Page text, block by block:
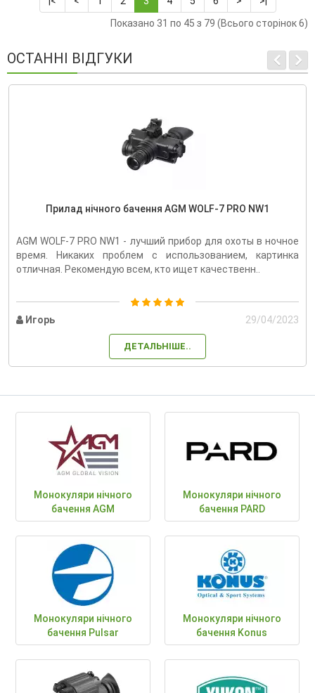
Показано 31 по 45 з 79 (Всього сторінок 6)
ОСТАННІ ВІДГУКИ
Прилад нічного бачення AGM WOLF-7 PRO NW1
AGM WOLF-7 PRO NW1 - лучший прибор для охоты в ночное
время. Никаких проблем с использованием, картинка
отличная. Рекомендую всем, кто ищет качественн..
Игорь 29/04/2023
ДЕТАЛЬНІШЕ..
Монокуляри нічного
бачення AGM
Монокуляри нічного
бачення PARD
Монокуляри нічного
бачення Pulsar
Монокуляри нічного
бачення Konus